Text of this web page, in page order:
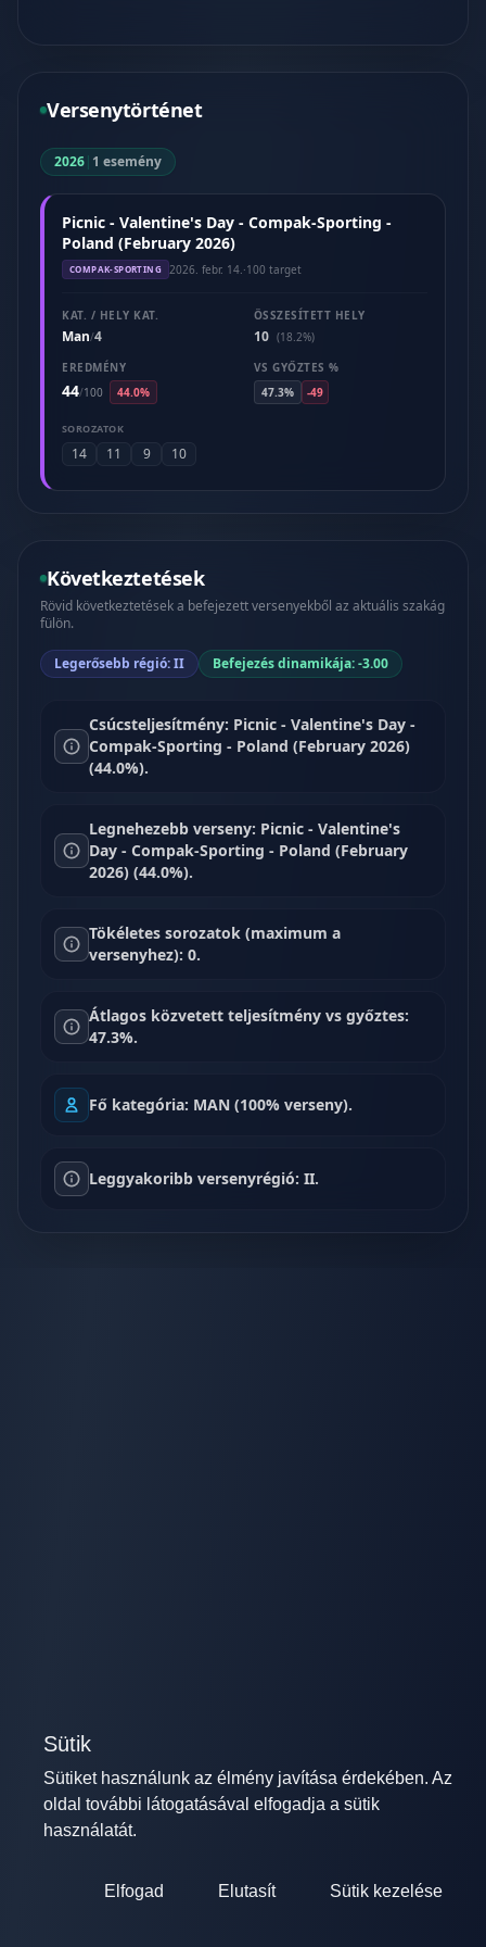
Versenytörténet
2026| 1 esemény
Picnic - Valentine's Day - Compak-Sporting -
Poland (February 2026)
COMPAK-SPORTING 2026. febr. 14. ·100 target
KAT. / HELY KAT.
Man/4
ÖSSZESÍTETT HELY
10 (18.2%)
EREDMÉNY
44/100 44.0%
VS GYŐZTES %
47.3%
-49
SOROZATOK
14 11 9 10
Következtetések
Rövid következtetések a befejezett versenyekből az aktuális szakág
fülön.
Legerősebb régió: II Befejezés dinamikája: -3.00
Csúcsteljesítmény: Picnic - Valentine's Day -
Compak-Sporting - Poland (February 2026)
(44.0%).
Legnehezebb verseny: Picnic - Valentine's
Day - Compak-Sporting - Poland (February
2026) (44.0%).
Tökéletes sorozatok (maximum a
versenyhez): 0.
Átlagos közvetett teljesítmény vs győztes:
47.3%.
Fő kategória: MAN (100% verseny).
Leggyakoribb versenyrégió: II.
Sütik
Sütiket használunk az élmény javítása érdekében. Az
oldal további látogatásával elfogadja a sütik
használatát.
Elfogad Elutasít Sütik kezelése